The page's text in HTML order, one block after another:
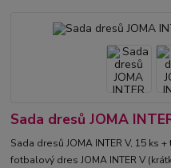
Sada dresů JOMA
Sada dresů JOMA INTER V, 15 ks
fotbalový dres JOMA INTER V